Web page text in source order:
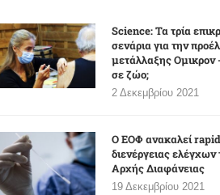
Science: Τα τρία
σενάρια για την
μετάλλαξης Ομικρον
σε ζώο;
2 Δεκεμβρίου 2021
Ο ΕΟΦ ανακαλεί
διενέργειας ελέγχων
Αρχής Διαφάνειας
19 Δεκεμβρίου 2021